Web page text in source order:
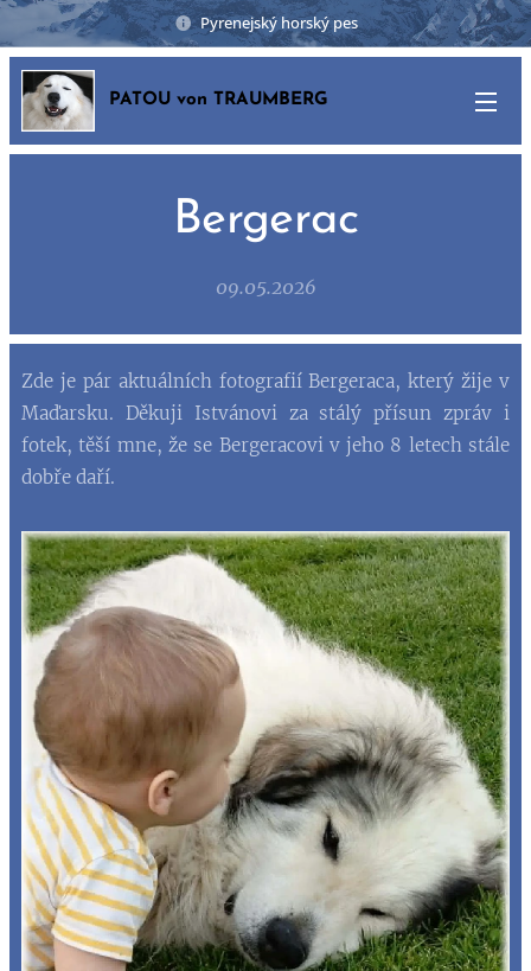
Pyrenejský horský pes
PATOU von TRAUMBERG
Bergerac
09.05.2026
Zde je pár aktuálních fotografií Bergeraca, který žije v
Maďarsku. Děkuji Istvánovi za stálý přísun zpráv i
fotek, těší mne, že se Bergeracovi v jeho 8 letech stále
dobře daří.